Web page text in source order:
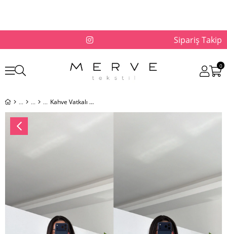
Sipariş Takip
0
Kahve Vatkalı Basic Yaka Tshirt